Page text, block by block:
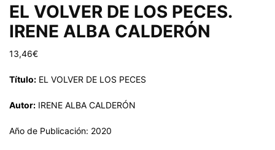
EL VOLVER DE LOS PECES.
IRENE ALBA CALDERÓN
13,46€
Título: EL VOLVER DE LOS PECES
Autor: IRENE ALBA CALDERÓN
Año de Publicación: 2020